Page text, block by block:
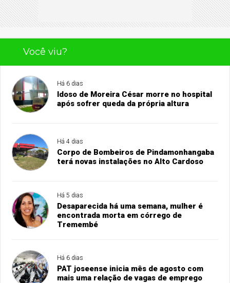
Você viu?
Há 6 dias
Idoso de Moreira César morre no hospital
após sofrer queda da própria altura
Há 4 dias
Corpo de Bombeiros de Pindamonhangaba
terá novas instalações no Alto Cardoso
Há 5 dias
Desaparecida há uma semana, mulher é
encontrada morta em córrego de
Tremembé
Há 6 dias
PAT joseense inicia mês de agosto com
mais uma relação de vagas de emprego